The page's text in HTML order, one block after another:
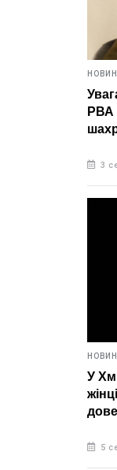
РВА
3
У
5